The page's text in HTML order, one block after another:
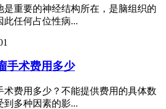
是重要的神经结构所在，是脑组织的
此任何占位性病...
手术费用多少
术费用多少？不能提供费用的具体数
到多种因素的影...